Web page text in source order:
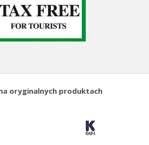
oryginalnych produktach